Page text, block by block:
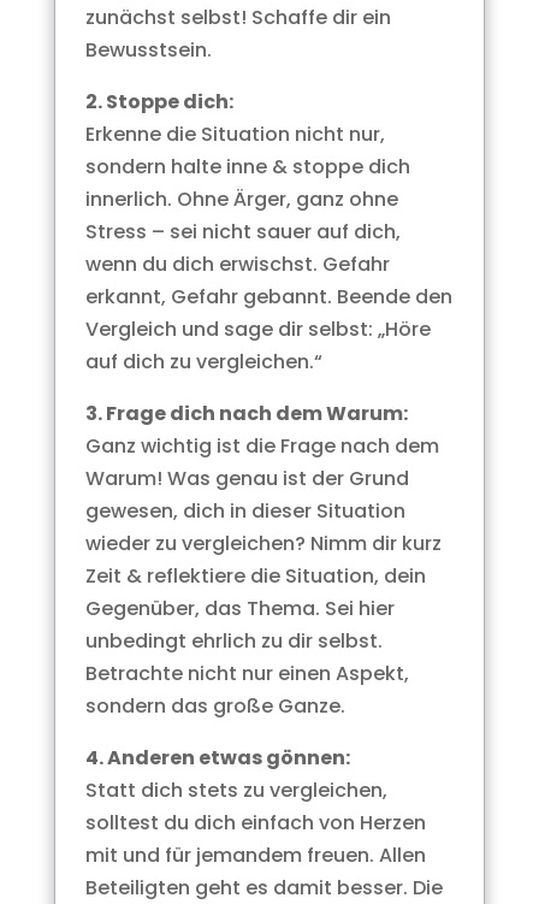
zunächst selbst! Schaffe dir ein
Bewusstsein.
2. Stoppe dich:
Erkenne die Situation nicht nur,
sondern halte inne & stoppe dich
innerlich. Ohne Ärger, ganz ohne
Stress – sei nicht sauer auf dich,
wenn du dich erwischst. Gefahr
erkannt, Gefahr gebannt. Beende den
Vergleich und sage dir selbst: „Höre
auf dich zu vergleichen.“
3. Frage dich nach dem Warum:
Ganz wichtig ist die Frage nach dem
Warum! Was genau ist der Grund
gewesen, dich in dieser Situation
wieder zu vergleichen? Nimm dir kurz
Zeit & reflektiere die Situation, dein
Gegenüber, das Thema. Sei hier
unbedingt ehrlich zu dir selbst.
Betrachte nicht nur einen Aspekt,
sondern das große Ganze.
4. Anderen etwas gönnen:
Statt dich stets zu vergleichen,
solltest du dich einfach von Herzen
mit und für jemandem freuen. Allen
Beteiligten geht es damit besser. Die